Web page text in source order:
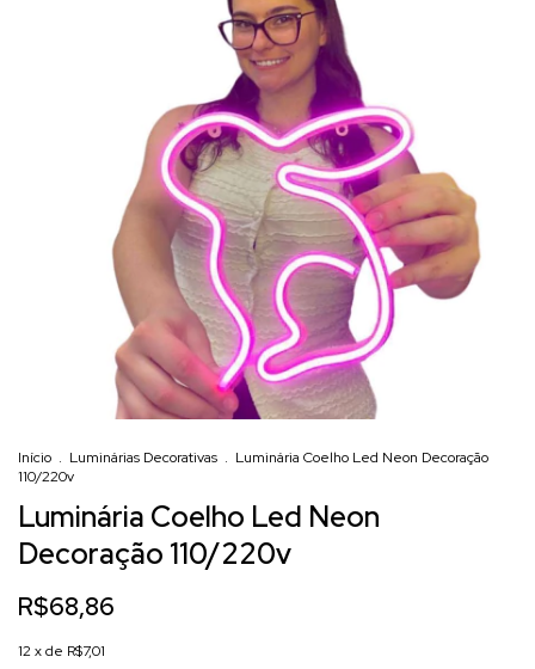
Início . Luminárias Decorativas . Luminária Coelho Led Neon Decoração
110/220v
Luminária Coelho Led Neon
Decoração 110/220v
R$68,86
12 x de R$7,01